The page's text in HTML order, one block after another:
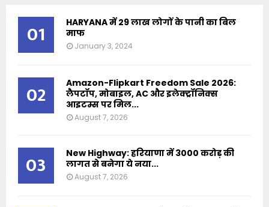
01
HARYANA में 29 लाख लोगों के पानी का बिल
माफ
January 3, 2024
02
Amazon-Flipkart Freedom Sale 2026:
लैपटॉप, मोबाइल, AC और इलेक्ट्रॉनिक्स
आइटम्स पर मिल...
August 7, 2026
03
New Highway: हरियाणा में 3000 करोड़ की
लागत से बनेगा ये नया...
August 7, 2026